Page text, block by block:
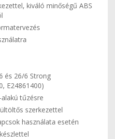
kiváló minőségű ABS
és 26/6 Strong
E24861400)
tűzésre
szerkezettel
használata esetén